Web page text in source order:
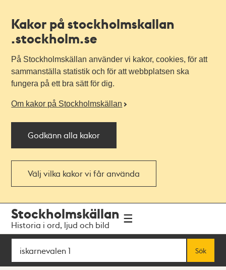
Kakor på stockholmskallan
.stockholm.se
På Stockholmskällan använder vi kakor, cookies, för att
sammanställa statistik och för att webbplatsen ska
fungera på ett bra sätt för dig.
Om kakor på Stockholmskällan
Godkänn alla kakor
Välj vilka kakor vi får använda
navigationen
huvudinnehållet
Stockholmskällan
Historia i ord, ljud och bild
Sök
Sök